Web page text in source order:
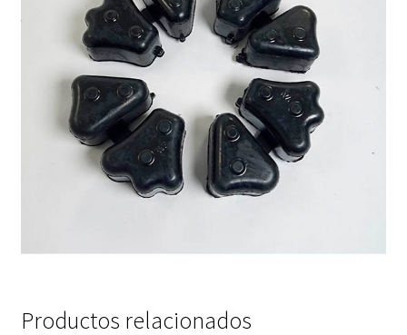
Productos relacionados